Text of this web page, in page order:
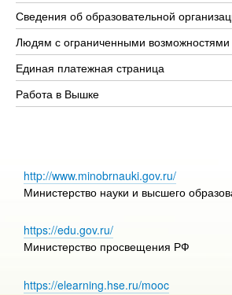
Сведения об образовательной
Людям с ограниченными возможностями
Единая платежная страница
Работа в Вышке
http://www.minobrnauki.gov.ru/
Министерство науки и высшего
https://edu.gov.ru/
Министерство просвещения РФ
https://elearning.hse.ru/mooc